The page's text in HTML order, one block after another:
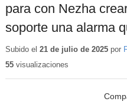
para con Nezha
soporte una alarma
Subido el 21 de julio de 2025por
55visualizaciones